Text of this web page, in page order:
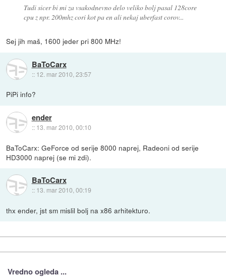
Tudi sicer bi mi za vsakodnevno delo veliko bolj pasal 128core
cpu z npr. 200mhz cori kot pa en ali nekaj uberfast corov...
Sej jih maš, 1600 jeder pri 800 MHz!
BaToCarx
:: 12. mar 2010, 23:57
PiPi info?
ender
:: 13. mar 2010, 00:10
BaToCarx: GeForce od serije 8000 naprej, Radeoni od serije
HD3000 naprej (se mi zdi).
BaToCarx
:: 13. mar 2010, 00:19
thx ender, jst sm mislil bolj na x86 arhitekturo.
Vredno ogleda ...